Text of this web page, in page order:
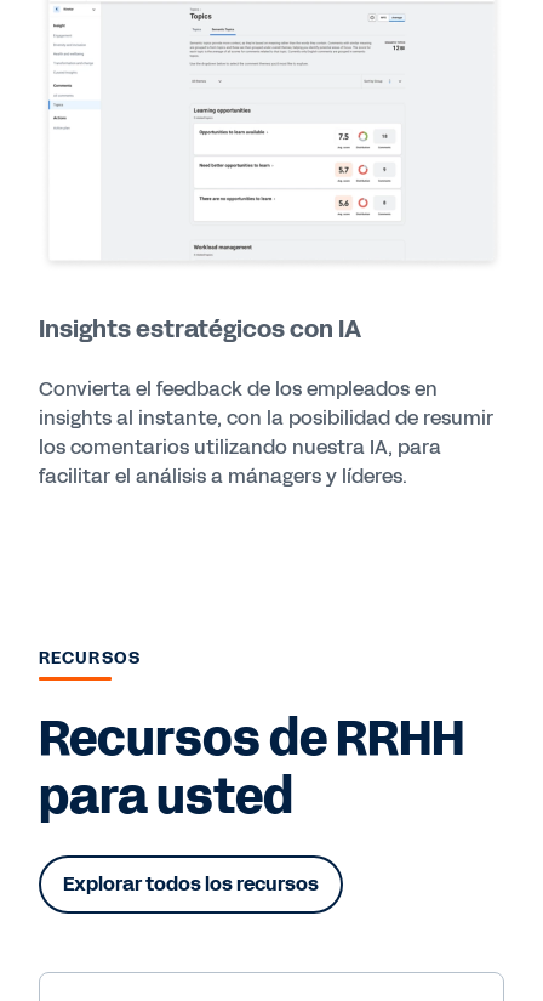
Insights estratégicos con IA
Convierta el feedback de los empleados en
insights al instante, con la posibilidad de resumir
los comentarios utilizando nuestra IA, para
facilitar el análisis a mánagers y líderes.
RECURSOS
Recursos de RRHH
para usted
Explorar todos los recursos